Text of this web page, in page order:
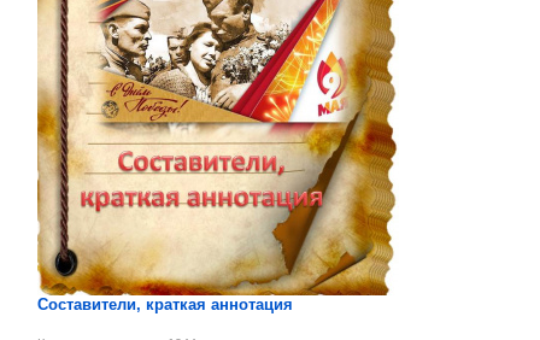
Составители, краткая аннотация